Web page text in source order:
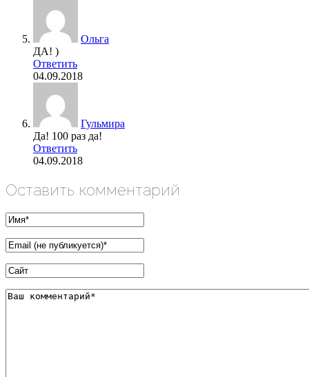
Ольга
ДА! )
Ответить
04.09.2018
Гульмира
Да! 100 раз да!
Ответить
04.09.2018
Оставить комментарий